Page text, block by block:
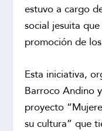
estuvo a cargo
social jesuita
promoción de
Esta iniciativa,
Barroco Andino
proyecto
su cultura” que